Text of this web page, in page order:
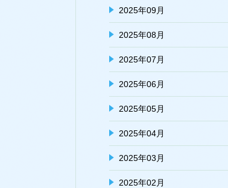
2025年09月
2025年08月
2025年07月
2025年06月
2025年05月
2025年04月
2025年03月
2025年02月